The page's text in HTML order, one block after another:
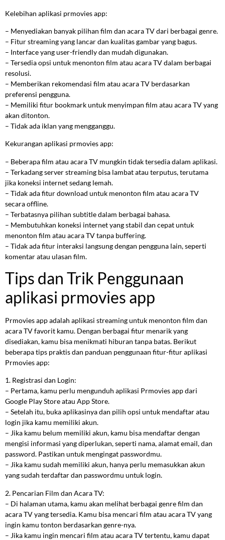
Kelebihan aplikasi prmovies app:
– Menyediakan banyak pilihan film dan acara TV dari berbagai genre.
– Fitur streaming yang lancar dan kualitas gambar yang bagus.
– Interface yang user-friendly dan mudah digunakan.
– Tersedia opsi untuk menonton film atau acara TV dalam berbagai
resolusi.
– Memberikan rekomendasi film atau acara TV berdasarkan
preferensi pengguna.
– Memiliki fitur bookmark untuk menyimpan film atau acara TV yang
akan ditonton.
– Tidak ada iklan yang mengganggu.
Kekurangan aplikasi prmovies app:
– Beberapa film atau acara TV mungkin tidak tersedia dalam aplikasi.
– Terkadang server streaming bisa lambat atau terputus, terutama
jika koneksi internet sedang lemah.
– Tidak ada fitur download untuk menonton film atau acara TV
secara offline.
– Terbatasnya pilihan subtitle dalam berbagai bahasa.
– Membutuhkan koneksi internet yang stabil dan cepat untuk
menonton film atau acara TV tanpa buffering.
– Tidak ada fitur interaksi langsung dengan pengguna lain, seperti
komentar atau ulasan film.
Tips dan Trik Penggunaan
aplikasi prmovies app
Prmovies app adalah aplikasi streaming untuk menonton film dan
acara TV favorit kamu. Dengan berbagai fitur menarik yang
disediakan, kamu bisa menikmati hiburan tanpa batas. Berikut
beberapa tips praktis dan panduan penggunaan fitur-fitur aplikasi
Prmovies app:
1. Registrasi dan Login:
– Pertama, kamu perlu mengunduh aplikasi Prmovies app dari
Google Play Store atau App Store.
– Setelah itu, buka aplikasinya dan pilih opsi untuk mendaftar atau
login jika kamu memiliki akun.
– Jika kamu belum memiliki akun, kamu bisa mendaftar dengan
mengisi informasi yang diperlukan, seperti nama, alamat email, dan
password. Pastikan untuk mengingat passwordmu.
– Jika kamu sudah memiliki akun, hanya perlu memasukkan akun
yang sudah terdaftar dan passwordmu untuk login.
2. Pencarian Film dan Acara TV:
– Di halaman utama, kamu akan melihat berbagai genre film dan
acara TV yang tersedia. Kamu bisa mencari film atau acara TV yang
ingin kamu tonton berdasarkan genre-nya.
– Jika kamu ingin mencari film atau acara TV tertentu, kamu dapat